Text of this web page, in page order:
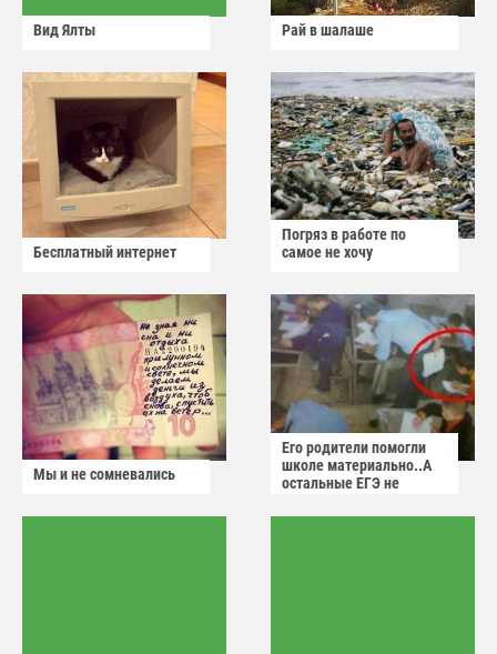
Вид Ялты Рай в шалаше
Бесплатный интернет
Погряз в работе по
самое не хочу
Мы и не сомневались
Его родители помогли
школе материально..А
остальные ЕГЭ не